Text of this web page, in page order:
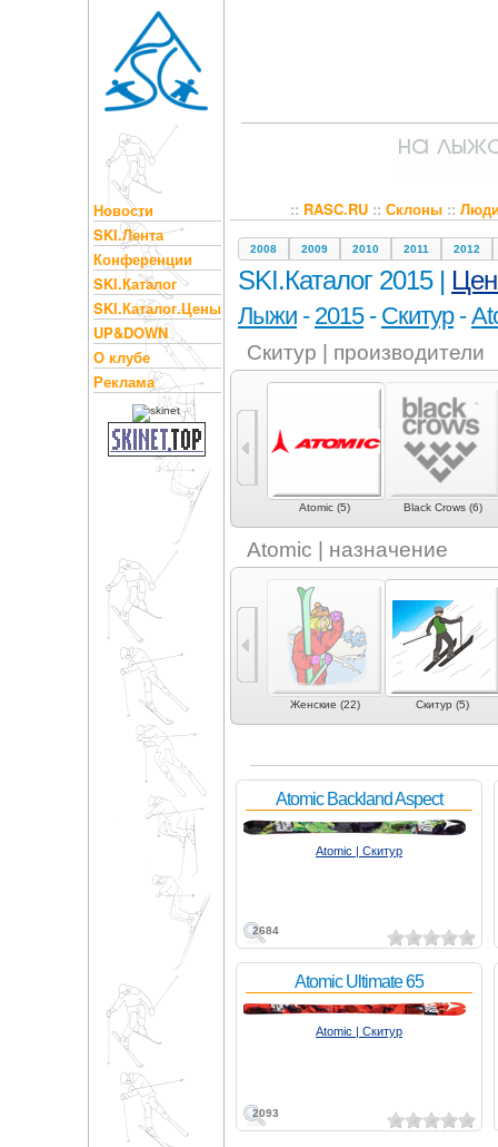
Новости
SKI.Лента
Конференции
SKI.Каталог
SKI.Каталог.Цены
UP&DOWN
О клубе
Реклама
:: RASC.RU:: Склоны::
2008 2009 2010 2011 2012
SKI.Каталог 2015 |
Лыжи - 2015- Скитур-
Скитур | производители
Armada (2) Atomic (5) Black Crows (6)
Atomic | назначение
Скоростной спуск (4) Женские (22) Скитур (5)
2684
Atomic Backland Aspect
Atomic | Скитур
2093
Atomic Ultimate 65
Atomic | Скитур